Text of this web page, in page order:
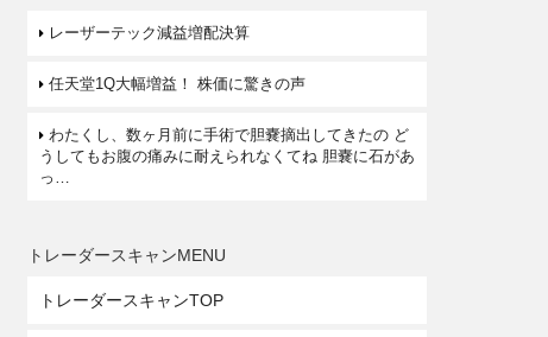
レーザーテック減益増配決算
任天堂1Q大幅増益！ 株価に驚きの声
わたくし、数ヶ月前に手術で胆嚢摘出してきたの ど
うしてもお腹の痛みに耐えられなくてね 胆嚢に石があ
っ…
トレーダースキャンMENU
トレーダースキャンTOP